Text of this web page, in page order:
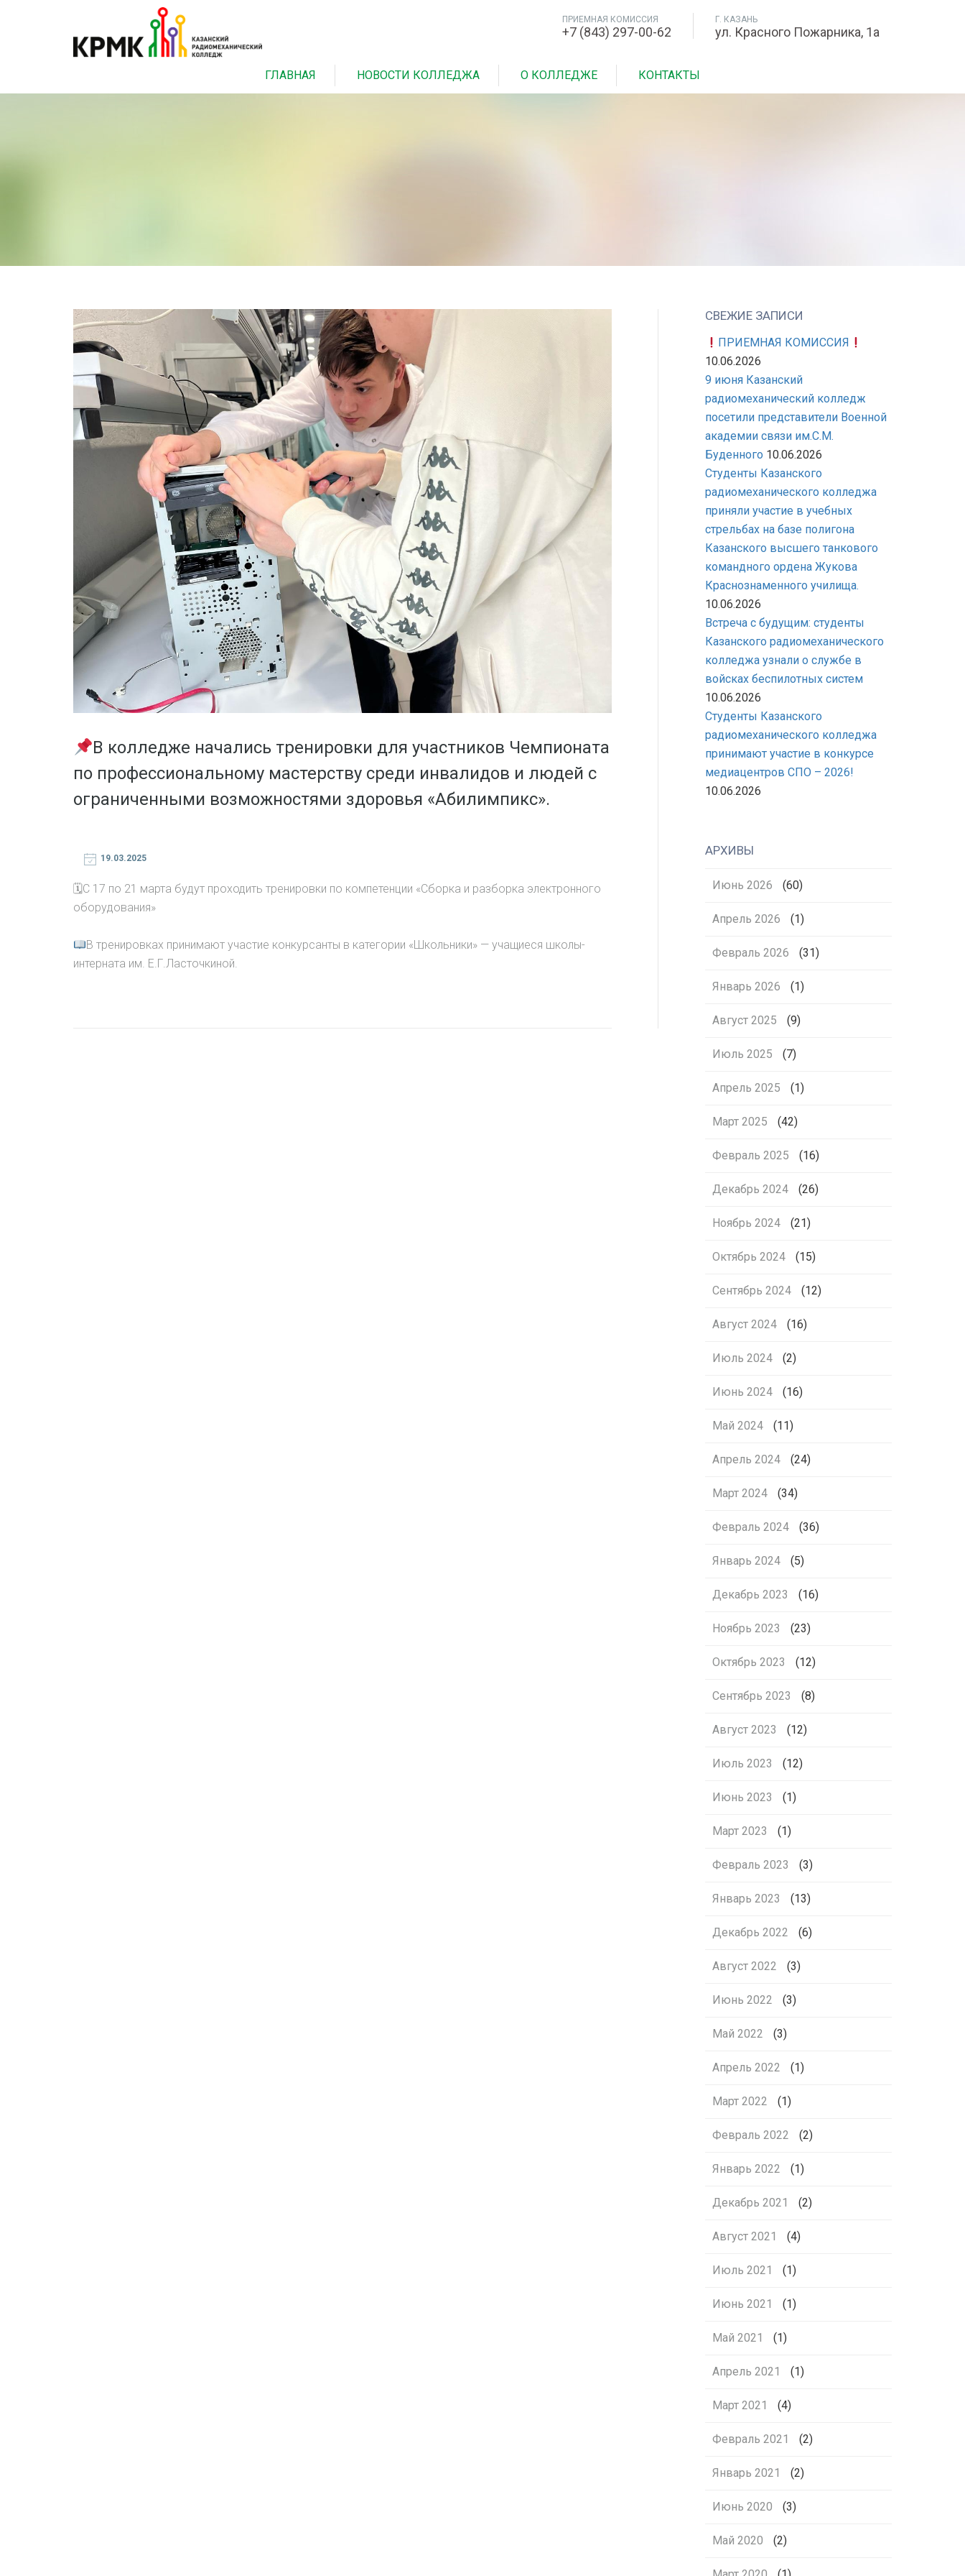
ПРИЕМНАЯ КОМИССИЯ
+7 (843) 297-00-62
Г. КАЗАНЬ
ул. Красного Пожарника, 1а
ГЛАВНАЯ НОВОСТИ КОЛЛЕДЖА О КОЛЛЕДЖЕ КОНТАКТЫ
В колледже начались тренировки для участников Чемпионата
по профессиональному мастерству среди инвалидов и людей с
ограниченными возможностями здоровья «Абилимпикс».
19.03.2025
🗓С 17 по 21 марта будут проходить тренировки по компетенции «Сборка и разборка электронного
оборудования»
В тренировках принимают участие конкурсанты в категории «Школьники» — учащиеся школы-
интерната им. Е.Г.Ласточкиной.
СВЕЖИЕ ЗАПИСИ
ПРИЕМНАЯ КОМИССИЯ
10.06.2026
9 июня Казанский
радиомеханический колледж
посетили представители Военной
академии связи им.С.М.
Буденного 10.06.2026
Студенты Казанского
радиомеханического колледжа
приняли участие в учебных
стрельбах на базе полигона
Казанского высшего танкового
командного ордена Жукова
Краснознаменного училища.
10.06.2026
Встреча с будущим: студенты
Казанского радиомеханического
колледжа узнали о службе в
войсках беспилотных систем
10.06.2026
Студенты Казанского
радиомеханического колледжа
принимают участие в конкурсе
медиацентров СПО – 2026!
10.06.2026
АРХИВЫ
Июнь 2026 (60)
Апрель 2026 (1)
Февраль 2026 (31)
Январь 2026 (1)
Август 2025 (9)
Июль 2025 (7)
Апрель 2025 (1)
Март 2025 (42)
Февраль 2025 (16)
Декабрь 2024 (26)
Ноябрь 2024 (21)
Октябрь 2024 (15)
Сентябрь 2024 (12)
Август 2024 (16)
Июль 2024 (2)
Июнь 2024 (16)
Май 2024 (11)
Апрель 2024 (24)
Март 2024 (34)
Февраль 2024 (36)
Январь 2024 (5)
Декабрь 2023 (16)
Ноябрь 2023 (23)
Октябрь 2023 (12)
Сентябрь 2023 (8)
Август 2023 (12)
Июль 2023 (12)
Июнь 2023 (1)
Март 2023 (1)
Февраль 2023 (3)
Январь 2023 (13)
Декабрь 2022 (6)
Август 2022 (3)
Июнь 2022 (3)
Май 2022 (3)
Апрель 2022 (1)
Март 2022 (1)
Февраль 2022 (2)
Январь 2022 (1)
Декабрь 2021 (2)
Август 2021 (4)
Июль 2021 (1)
Июнь 2021 (1)
Май 2021 (1)
Апрель 2021 (1)
Март 2021 (4)
Февраль 2021 (2)
Январь 2021 (2)
Июнь 2020 (3)
Май 2020 (2)